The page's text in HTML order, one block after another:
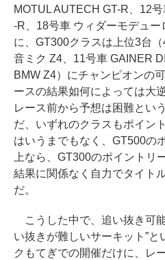
MOTUL AUTECH GT-R、12
-R、18号車 ウィダーモデュー
に、GT300クラスは上位3台
音ミク Z4、11号車 GAINER
BMW Z4）にチャンピオンの
ースの結果如何によっては大
レース前から予想は困難とい
だ、いずれのクラスもポイン
はいうまでもなく、GT500の
上なら、GT300のポイントリ
結果に関係なく自力でタイト
だ。
こうした中で、追い抜き可
い抜きが難しいサーキット”
クもてぎでの開催だけに、レ